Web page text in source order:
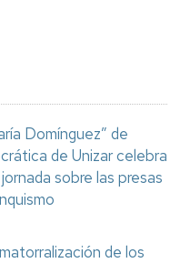
Domínguez” de
de Unizar celebra
sobre las presas
de los